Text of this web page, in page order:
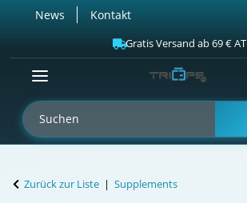
News Kontakt
Gratis Versand ab 69 € AT
Zurück zur Liste Supplements